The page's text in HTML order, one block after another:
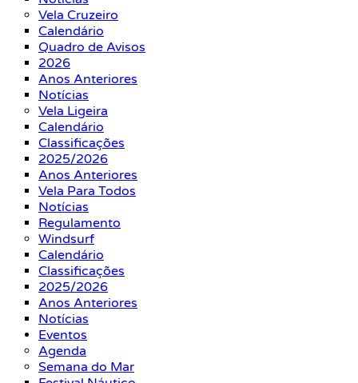
Vela Cruzeiro
Calendário
Quadro de Avisos
2026
Anos Anteriores
Notícias
Vela Ligeira
Calendário
Classificações
2025/2026
Anos Anteriores
Vela Para Todos
Notícias
Regulamento
Windsurf
Calendário
Classificações
2025/2026
Anos Anteriores
Notícias
Eventos
Agenda
Semana do Mar